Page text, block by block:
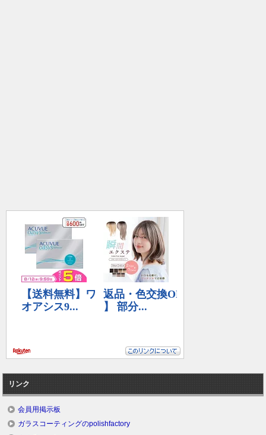
リンク
会員用掲示板
ガラスコーティングのpolishfactory